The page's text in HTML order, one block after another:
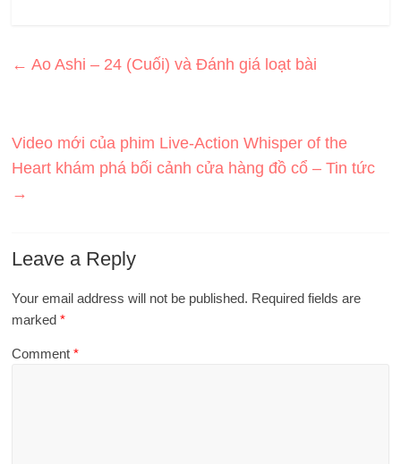
← Ao Ashi – 24 (Cuối) và Đánh giá loạt bài
Video mới của phim Live-Action Whisper of the
Heart khám phá bối cảnh cửa hàng đồ cổ – Tin tức
→
Leave a Reply
Your email address will not be published. Required fields are
marked*
Comment*